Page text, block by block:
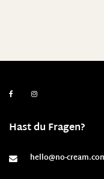
Hast du Fragen?
hello@no-